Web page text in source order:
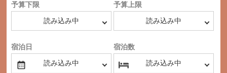
予算下限 予算上限
宿泊日 宿泊数